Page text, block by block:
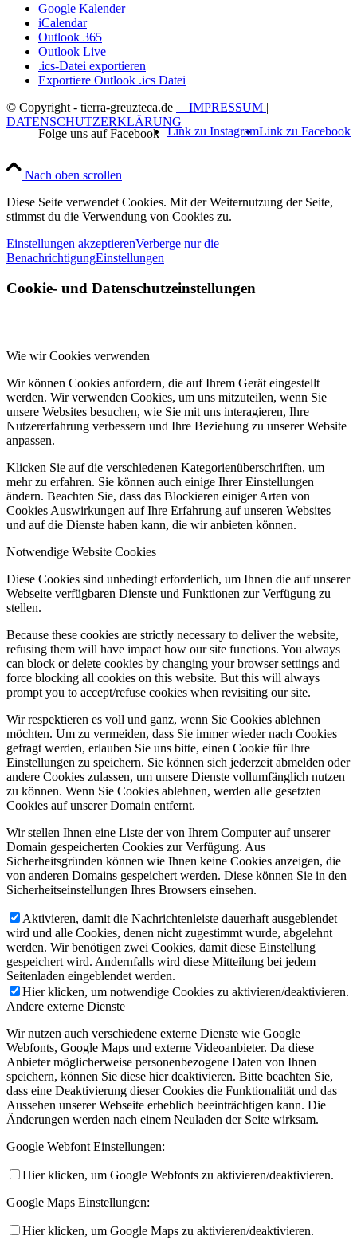
Google Kalender
iCalendar
Outlook 365
Outlook Live
.ics-Datei exportieren
Exportiere Outlook .ics Datei
© Copyright - tierra-greuzteca.de
IMPRESSUM |
DATENSCHUTZERKLÄRUNG
Link zu Facebook
Link zu Instagram
Nach oben scrollen
Diese Seite verwendet Cookies. Mit der Weiternutzung der Seite,
stimmst du die Verwendung von Cookies zu.
Einstellungen akzeptierenVerberge nur die
BenachrichtigungEinstellungen
Cookie- und Datenschutzeinstellungen
Wie wir Cookies verwenden
Wir können Cookies anfordern, die auf Ihrem Gerät eingestellt
werden. Wir verwenden Cookies, um uns mitzuteilen, wenn Sie
unsere Websites besuchen, wie Sie mit uns interagieren, Ihre
Nutzererfahrung verbessern und Ihre Beziehung zu unserer Website
anpassen.
Klicken Sie auf die verschiedenen Kategorienüberschriften, um
mehr zu erfahren. Sie können auch einige Ihrer Einstellungen
ändern. Beachten Sie, dass das Blockieren einiger Arten von
Cookies Auswirkungen auf Ihre Erfahrung auf unseren Websites
und auf die Dienste haben kann, die wir anbieten können.
Notwendige Website Cookies
Diese Cookies sind unbedingt erforderlich, um Ihnen die auf unserer
Webseite verfügbaren Dienste und Funktionen zur Verfügung zu
stellen.
Because these cookies are strictly necessary to deliver the website,
refusing them will have impact how our site functions. You always
can block or delete cookies by changing your browser settings and
force blocking all cookies on this website. But this will always
prompt you to accept/refuse cookies when revisiting our site.
Wir respektieren es voll und ganz, wenn Sie Cookies ablehnen
möchten. Um zu vermeiden, dass Sie immer wieder nach Cookies
gefragt werden, erlauben Sie uns bitte, einen Cookie für Ihre
Einstellungen zu speichern. Sie können sich jederzeit abmelden oder
andere Cookies zulassen, um unsere Dienste vollumfänglich nutzen
zu können. Wenn Sie Cookies ablehnen, werden alle gesetzten
Cookies auf unserer Domain entfernt.
Wir stellen Ihnen eine Liste der von Ihrem Computer auf unserer
Domain gespeicherten Cookies zur Verfügung. Aus
Sicherheitsgründen können wie Ihnen keine Cookies anzeigen, die
von anderen Domains gespeichert werden. Diese können Sie in den
Sicherheitseinstellungen Ihres Browsers einsehen.
Aktivieren, damit die Nachrichtenleiste dauerhaft ausgeblendet
wird und alle Cookies, denen nicht zugestimmt wurde, abgelehnt
werden. Wir benötigen zwei Cookies, damit diese Einstellung
gespeichert wird. Andernfalls wird diese Mitteilung bei jedem
Seitenladen eingeblendet werden.
Hier klicken, um notwendige Cookies zu aktivieren/deaktivieren.
Andere externe Dienste
Wir nutzen auch verschiedene externe Dienste wie Google
Webfonts, Google Maps und externe Videoanbieter. Da diese
Anbieter möglicherweise personenbezogene Daten von Ihnen
speichern, können Sie diese hier deaktivieren. Bitte beachten Sie,
dass eine Deaktivierung dieser Cookies die Funktionalität und das
Aussehen unserer Webseite erheblich beeinträchtigen kann. Die
Änderungen werden nach einem Neuladen der Seite wirksam.
Google Webfont Einstellungen:
Hier klicken, um Google Webfonts zu aktivieren/deaktivieren.
Google Maps Einstellungen:
Hier klicken, um Google Maps zu aktivieren/deaktivieren.